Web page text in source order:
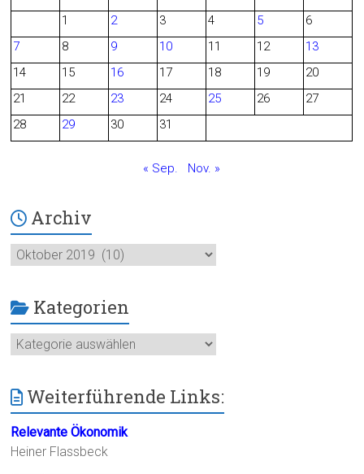
b
o
1
2 3 4 5
6
7
8 9 10 11 12
13
14
15 16 17 18 19
20
21
22 23 24 25 26
27
28
29 30 31
« Sep. Nov. »
Archiv
Archiv
Kategorien
Kategorien
Weiterführende Links:
Relevante Ökonomik
Heiner Flassbeck